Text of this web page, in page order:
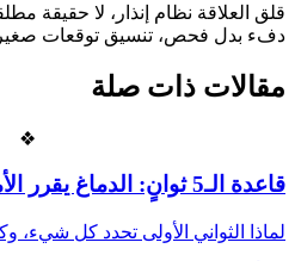
قلق العلاقة نظام إنذار، لا حقيقة
دفء بدل فحص، تنسيق توقعات صغير
مقالات ذات صلة
❖
قاعدة الـ5 ثوانٍ: الدماغ يقرر الأمان قبل الانجذاب
لماذا الثواني الأولى تحدد كل شيء،